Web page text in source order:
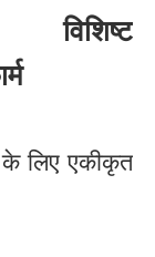
के लिए एकीकृत